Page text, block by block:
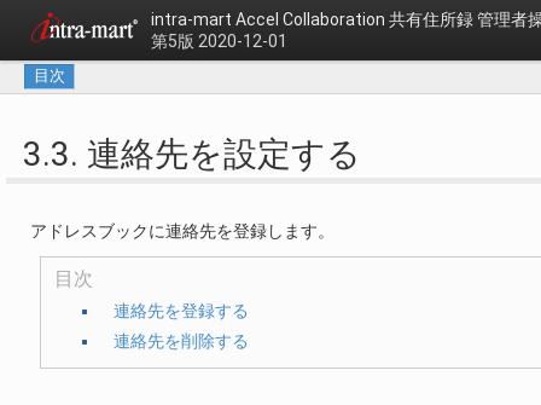
intra-mart Accel Collaboration 共有住所録 管理者
第5版 2020-12-01
目次
3.3. 連絡先を設定する
アドレスブックに連絡先を登録します。
目次
連絡先を登録する
連絡先を削除する